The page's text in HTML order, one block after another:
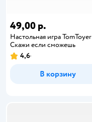
49,00 р.
Настольная игра TomToyer
Скажи если сможешь
4,6
В корзину